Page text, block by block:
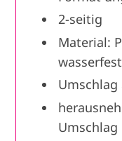
2-seitig
Material:
Umschlag
Umschlag